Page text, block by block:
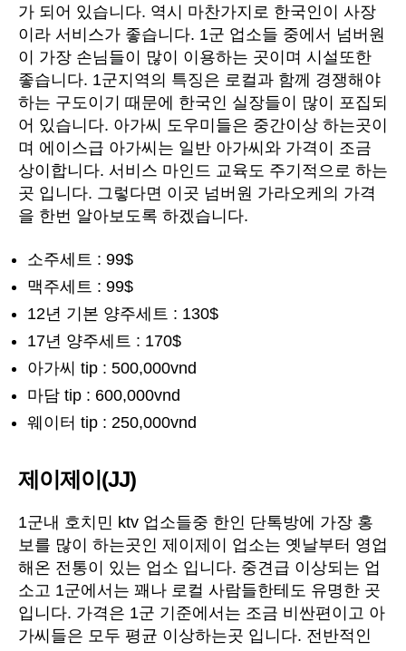
가 되어 있습니다. 역시 마찬가지로 한국인이 사장
이라 서비스가 좋습니다. 1군 업소들 중에서 넘버원
이 가장 손님들이 많이 이용하는 곳이며 시설또한
좋습니다. 1군지역의 특징은 로컬과 함께 경쟁해야
하는 구도이기 때문에 한국인 실장들이 많이 포집되
어 있습니다. 아가씨 도우미들은 중간이상 하는곳이
며 에이스급 아가씨는 일반 아가씨와 가격이 조금
상이합니다. 서비스 마인드 교육도 주기적으로 하는
곳 입니다. 그렇다면 이곳 넘버원 가라오케의 가격
을 한번 알아보도록 하겠습니다.
소주세트 : 99$
맥주세트 : 99$
12년 기본 양주세트 : 130$
17년 양주세트 : 170$
아가씨 tip : 500,000vnd
마담 tip : 600,000vnd
웨이터 tip : 250,000vnd
제이제이(JJ)
1군내 호치민 ktv 업소들중 한인 단톡방에 가장 홍
보를 많이 하는곳인 제이제이 업소는 옛날부터 영업
해온 전통이 있는 업소 입니다. 중견급 이상되는 업
소고 1군에서는 꽤나 로컬 사람들한테도 유명한 곳
입니다. 가격은 1군 기준에서는 조금 비싼편이고 아
가씨들은 모두 평균 이상하는곳 입니다. 전반적인